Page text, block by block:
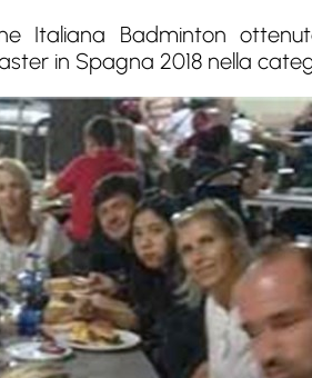
Italiana Badminton
in Spagna 2018 nella